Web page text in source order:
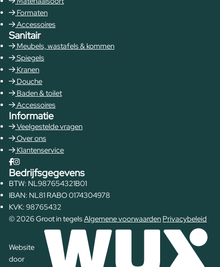
Formaten
Accessoires
Sanitair
Meubels, wastafels & kommen
Spiegels
Kranen
Douche
Baden & toilet
Accessoires
Informatie
Veelgestelde vragen
Over ons
Klantenservice
Bedrijfsgegevens
BTW: NL987654321B01
IBAN: NL81 RABO 0174304978
KVK: 98765432
© 2026 Groot in tegelsAlgemene voorwaarden Privacybeleid
Website
door